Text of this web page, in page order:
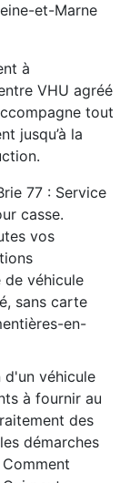
et-Marne
à
VHU agréé
tout
jusqu’à la
77 : Service
casse.
vos
véhicule
sans carte
en-
véhicule
à fournir au
des
démarches